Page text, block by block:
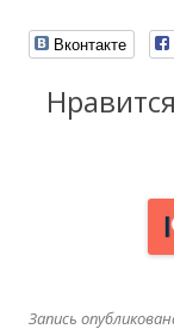
Вконтакте
Запись